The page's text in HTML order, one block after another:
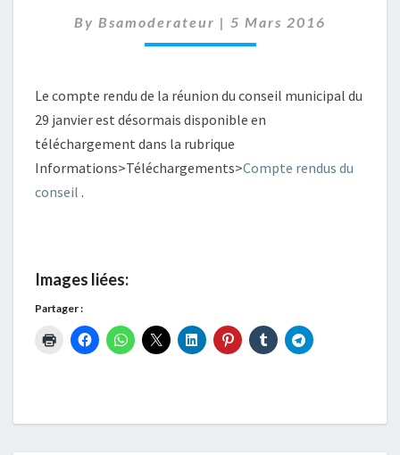
DE
JANVIER
By Bsamoderateur | 5 Mars 2016
Le compte rendu de la réunion du conseil municipal du
29 janvier est désormais disponible en
téléchargement dans la rubrique
Informations>Téléchargements>Compte rendus du
conseil .
Images liées:
Partager :